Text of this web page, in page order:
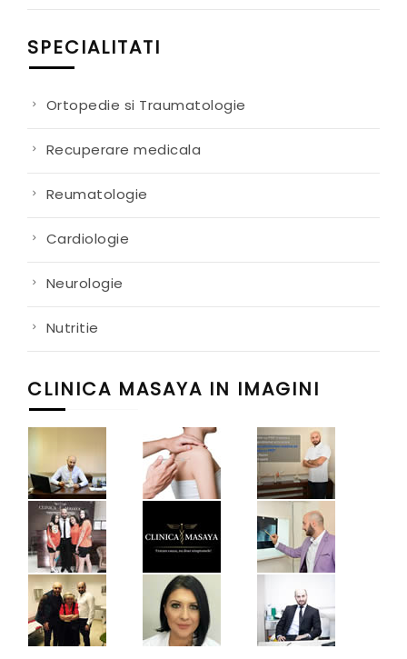
SPECIALITATI
Ortopedie si Traumatologie
Recuperare medicala
Reumatologie
Cardiologie
Neurologie
Nutritie
CLINICA MASAYA IN IMAGINI